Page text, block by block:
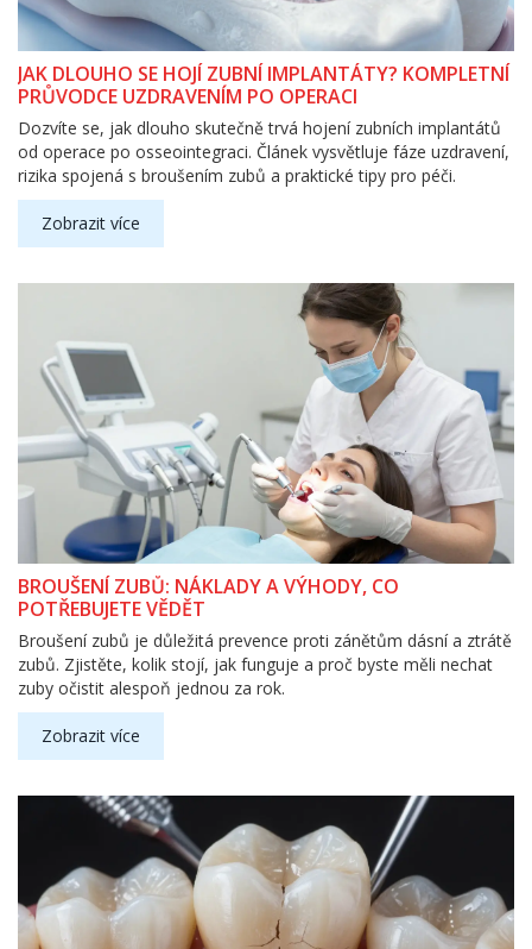
JAK DLOUHO SE HOJÍ ZUBNÍ IMPLANTÁTY? KOMPLETNÍ
PRŮVODCE UZDRAVENÍM PO OPERACI
Dozvíte se, jak dlouho skutečně trvá hojení zubních implantátů
od operace po osseointegraci. Článek vysvětluje fáze uzdravení,
rizika spojená s broušením zubů a praktické tipy pro péči.
Zobrazit více
BROUŠENÍ ZUBŮ: NÁKLADY A VÝHODY, CO
POTŘEBUJETE VĚDĚT
Broušení zubů je důležitá prevence proti zánětům dásní a ztrátě
zubů. Zjistěte, kolik stojí, jak funguje a proč byste měli nechat
zuby očistit alespoň jednou za rok.
Zobrazit více